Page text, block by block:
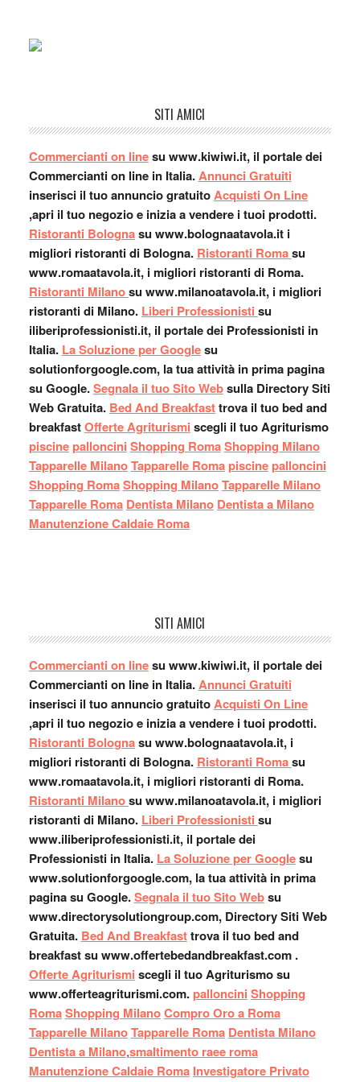
SITI AMICI
Commercianti on linesu www.kiwiwi.it, il portale dei
Commercianti on line in Italia.Annunci Gratuiti
inserisci il tuo annuncio gratuitoAcquisti On Line
,apri il tuo negozio e inizia a vendere i tuoi prodotti.
Ristoranti Bolognasu www.bolognaatavola.it i
migliori ristoranti di Bologna. Ristoranti Romasu
www.romaatavola.it, i migliori ristoranti di Roma.
Ristoranti Milanosu www.milanoatavola.it, i migliori
ristoranti di Milano. Liberi Professionisti su
iliberiprofessionisti.it, il portale dei Professionisti in
Italia. La Soluzione per Googlesu
solutionforgoogle.com, la tua attività in prima pagina
su Google.Segnala il tuo Sito Websulla Directory Siti
Web Gratuita. Bed And Breakfasttrova il tuo bed and
breakfastOfferte Agriturismi scegli il tuo Agriturismo
piscine palloncini Shopping RomaShopping Milano
Tapparelle MilanoTapparelle Roma piscine palloncini
Shopping RomaShopping MilanoTapparelle Milano
Tapparelle Roma Dentista Milano Dentista a Milano
Manutenzione Caldaie Roma
SITI AMICI
Commercianti on linesu www.kiwiwi.it, il portale dei
Commercianti on line in Italia.Annunci Gratuiti
inserisci il tuo annuncio gratuitoAcquisti On Line
,apri il tuo negozio e inizia a vendere i tuoi prodotti.
Ristoranti Bolognasu www.bolognaatavola.it, i
migliori ristoranti di Bologna. Ristoranti Romasu
www.romaatavola.it, i migliori ristoranti di Roma.
Ristoranti Milanosu www.milanoatavola.it, i migliori
ristoranti di Milano. Liberi Professionisti su
www.iliberiprofessionisti.it, il portale dei
Professionisti in Italia. La Soluzione per Googlesu
www.solutionforgoogle.com, la tua attività in prima
pagina su Google.Segnala il tuo Sito Websu
www.directorysolutiongroup.com, Directory Siti Web
Gratuita. Bed And Breakfasttrova il tuo bed and
breakfast su www.offertebedandbreakfast.com .
Offerte Agriturismi scegli il tuo Agriturismo su
www.offerteagriturismi.com. palloncini Shopping
RomaShopping MilanoCompro Oro a Roma
Tapparelle MilanoTapparelle Roma Dentista Milano
Dentista a Milano,smaltimento raee roma
Manutenzione Caldaie Roma Investigatore Privato